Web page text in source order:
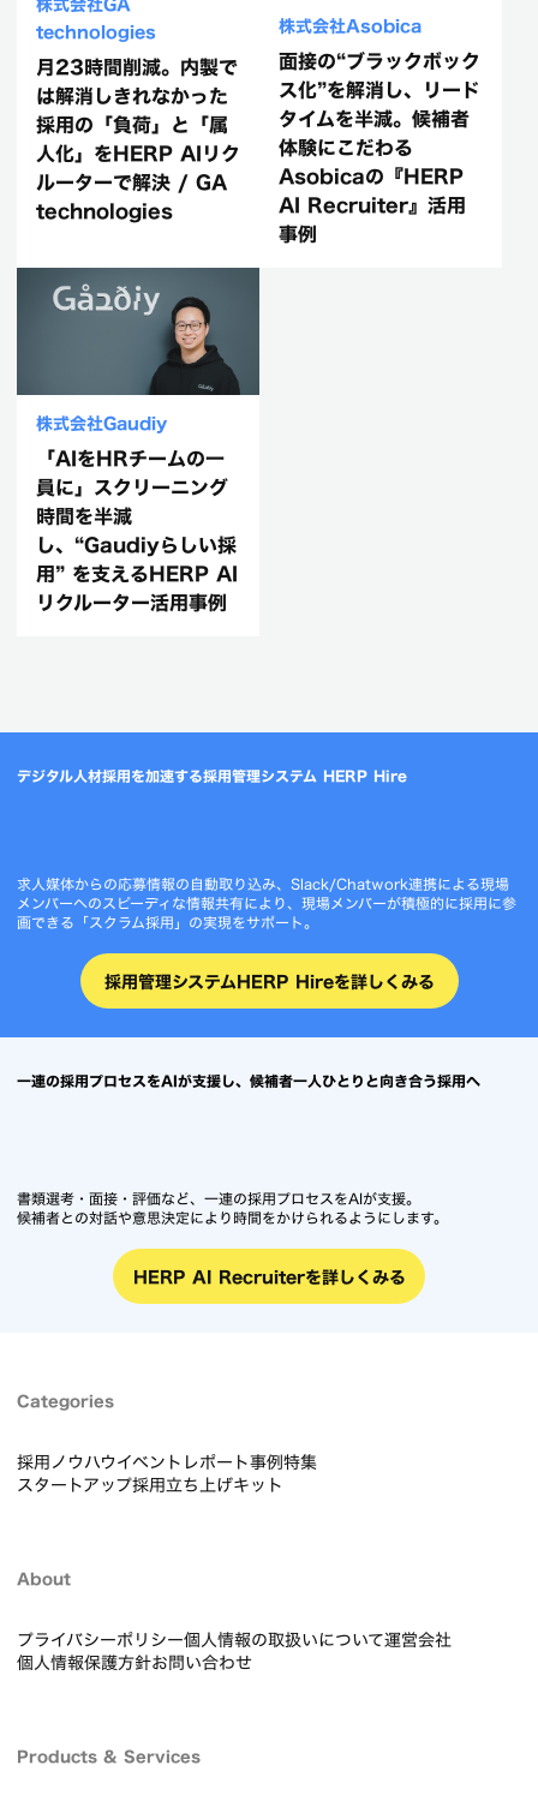
technologies
月23時間削減。内製で
は解消しきれなかった
採用の「負荷」と「属
人化」をHERP AIリク
ルーターで解決 / GA
technologies
株式会社Asobica
面接の“ブラックボック
ス化”を解消し、リード
タイムを半減。候補者
体験にこだわる
Asobicaの『HERP
AI Recruiter』活用
事例
株式会社Gaudiy
「AIをHRチームの一
員に」スクリーニング
時間を半減
し、“Gaudiyらしい採
用” を支えるHERP AI
リクルーター活用事例
デジタル人材採用を加速する採用管理システム HERP Hire
求人媒体からの応募情報の自動取り込み、Slack/Chatwork連携による現場
メンバーへのスピーディな情報共有により、現場メンバーが積極的に採用に参
画できる「スクラム採用」の実現をサポート。
採用管理システムHERP Hireを詳しくみる
一連の採用プロセスをAIが支援し、候補者一人ひとりと向き合う採用へ
書類選考・面接・評価など、一連の採用プロセスをAIが支援。
候補者との対話や意思決定により時間をかけられるようにします。
HERP AI Recruiterを詳しくみる
Categories
採用ノウハウイベントレポート事例特集
スタートアップ採用立ち上げキット
About
プライバシーポリシー個人情報の取扱いについて運営会社
個人情報保護方針お問い合わせ
Products & Services